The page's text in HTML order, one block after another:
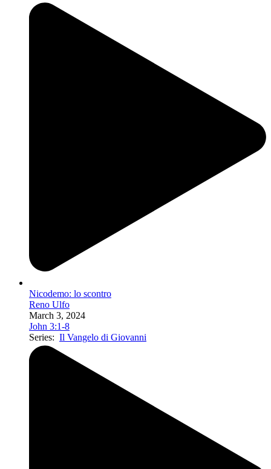
Nicodemo: lo scontro
Reno Ulfo
March 3, 2024
John 3:1-8
Series: Il Vangelo di Giovanni